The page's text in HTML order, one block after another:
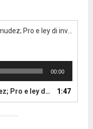
00:00
y sali pa controla e gobierno na mando 1:47